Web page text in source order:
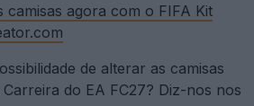
camisas agora com o FIFA Kit
de alterar as camisas
do EA FC27? Diz-nos nos